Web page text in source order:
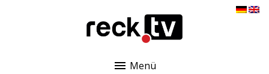
Menü